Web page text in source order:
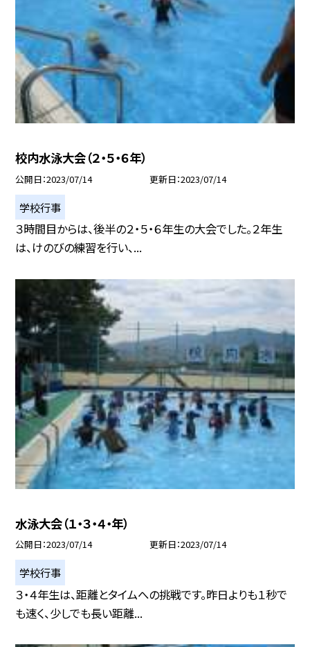
校内水泳大会（２・５・６年）
公開日 2023/07/14 更新日 2023/07/14
学校行事
３時間目からは、後半の２・５・６年生の大会でした。２年生
は、けのびの練習を行い、...
水泳大会（１・３・４・年）
公開日 2023/07/14 更新日 2023/07/14
学校行事
３・４年生は、距離とタイムへの挑戦です。昨日よりも１秒で
も速く、少しでも長い距離...